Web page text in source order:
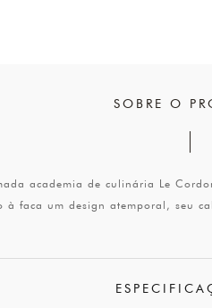
SOBRE O
academia de culinária Le
faca um design atemporal, seu